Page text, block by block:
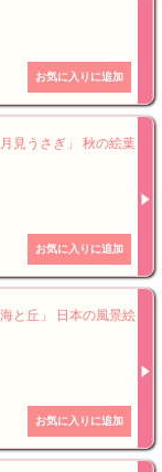
見うさぎ」 秋の絵葉
と丘」 日本の風景絵